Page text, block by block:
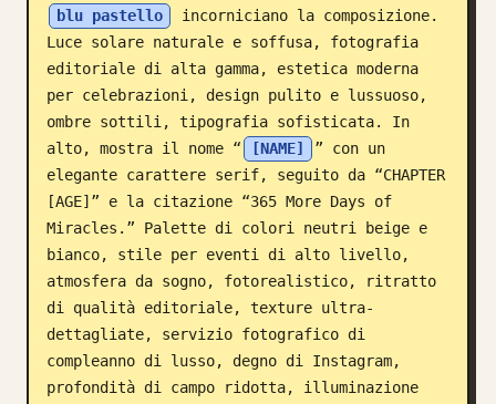
blu pastello
incorniciano la composizione.
Luce solare naturale e soffusa, fotografia
editoriale di alta gamma, estetica moderna
per celebrazioni, design pulito e lussuoso,
ombre sottili, tipografia sofisticata. In
alto, mostra il nome “
[NAME]
” con un
elegante carattere serif, seguito da “CHAPTER
[AGE]” e la citazione “365 More Days of
Miracles.” Palette di colori neutri beige e
bianco, stile per eventi di alto livello,
atmosfera da sogno, fotorealistico, ritratto
di qualità editoriale, texture ultra-
dettagliate, servizio fotografico di
compleanno di lusso, degno di Instagram,
profondità di campo ridotta, illuminazione